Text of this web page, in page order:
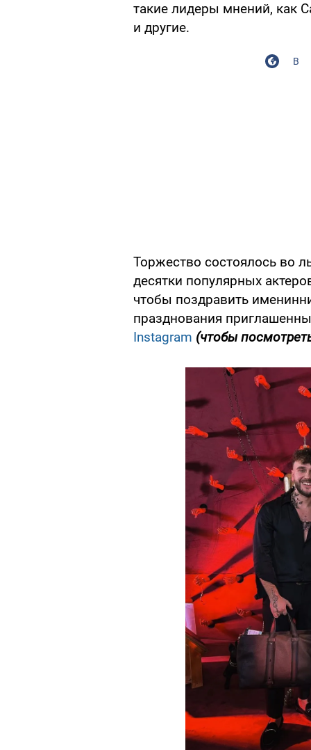
такие лидеры мнений, как
и другие.
Торжество состоялось во
десятки популярных
чтобы поздравить
празднования
Instagram (чтобы